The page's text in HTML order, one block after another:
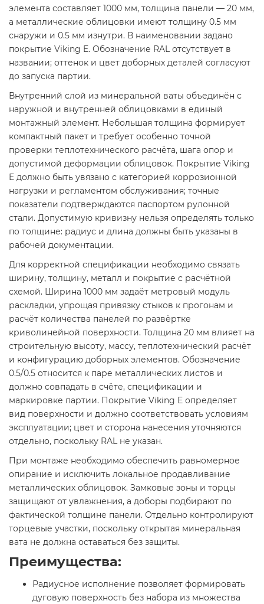
элемента составляет 1000 мм, толщина панели — 20 мм,
а металлические облицовки имеют толщину 0.5 мм
снаружи и 0.5 мм изнутри. В наименовании задано
покрытие Viking E. Обозначение RAL отсутствует в
названии; оттенок и цвет доборных деталей согласуют
до запуска партии.
Внутренний слой из минеральной ваты объединён с
наружной и внутренней облицовками в единый
монтажный элемент. Небольшая толщина формирует
компактный пакет и требует особенно точной
проверки теплотехнического расчёта, шага опор и
допустимой деформации облицовок. Покрытие Viking
E должно быть увязано с категорией коррозионной
нагрузки и регламентом обслуживания; точные
показатели подтверждаются паспортом рулонной
стали. Допустимую кривизну нельзя определять только
по толщине: радиус и длина должны быть указаны в
рабочей документации.
Для корректной спецификации необходимо связать
ширину, толщину, металл и покрытие с расчётной
схемой. Ширина 1000 мм задаёт метровый модуль
раскладки, упрощая привязку стыков к прогонам и
расчёт количества панелей по развёртке
криволинейной поверхности. Толщина 20 мм влияет на
строительную высоту, массу, теплотехнический расчёт
и конфигурацию доборных элементов. Обозначение
0.5/0.5 относится к паре металлических листов и
должно совпадать в счёте, спецификации и
маркировке партии. Покрытие Viking E определяет
вид поверхности и должно соответствовать условиям
эксплуатации; цвет и сторона нанесения уточняются
отдельно, поскольку RAL не указан.
При монтаже необходимо обеспечить равномерное
опирание и исключить локальное продавливание
металлических облицовок. Замковые зоны и торцы
защищают от увлажнения, а доборы подбирают по
фактической толщине панели. Отдельно контролируют
торцевые участки, поскольку открытая минеральная
вата не должна оставаться без защиты.
Преимущества:
Радиусное исполнение позволяет формировать
дуговую поверхность без набора из множества